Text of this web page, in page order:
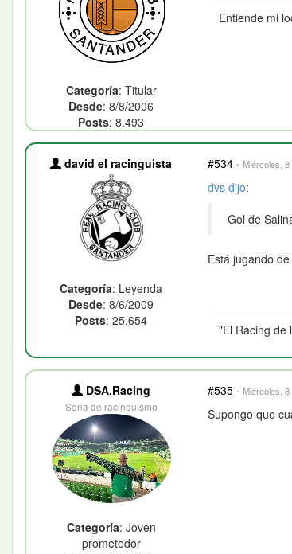
Categoría: Titular
Desde: 8/8/2006
Posts: 8.493
Entiende mi
david el racinguista
Categoría: Leyenda
Desde: 8/6/2009
Posts: 25.654
#534 · Miércoles,
dvs dijo:
Gol de
Está jugando
"El Racing de
DSA.Racing
Seña de racinguismo
Categoría: Joven
prometedor
#535 · Miércoles,
Supongo que